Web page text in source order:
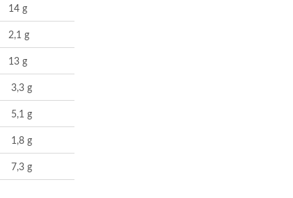
14 g
2,1 g
13 g
3,3 g
5,1 g
1,8 g
7,3 g